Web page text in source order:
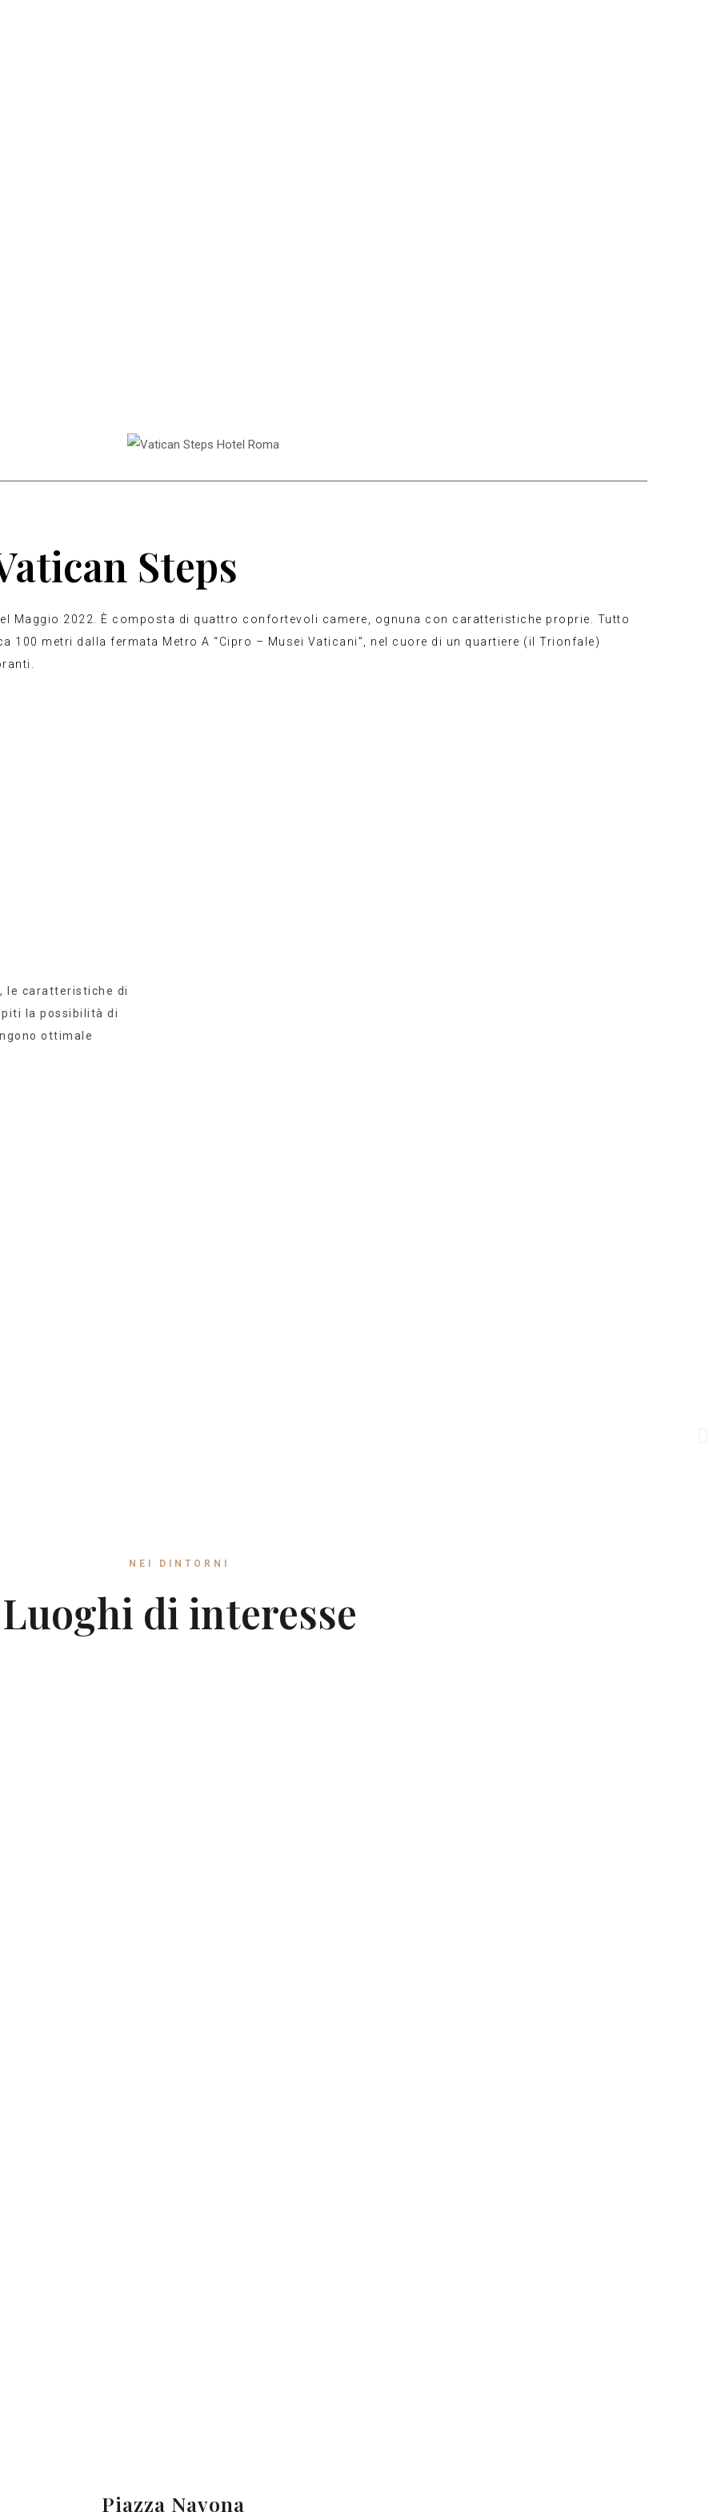
Steps
Maggio 2022. È composta di quattro confortevoli camere, ognuna con caratteristiche proprie. Tutto
100 metri dalla fermata Metro A “Cipro – Musei Vaticani”, nel cuore di un quartiere (il Trionfale)
le caratteristiche di
la possibilità di
ottimale
NEI DINTORNI
Luoghi di interesse
Piazza Navona